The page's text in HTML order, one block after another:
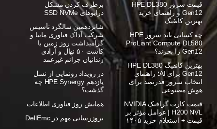
قیمت سرور HPE DL380
Gen12 و راهنمای خرید
بهترین کانفیگ
چه کسانی باید سرور HPE
ProLiant Compute DL580
Gen12 را بخرند؟
بهترین کانفیگ HPE DL380
Gen12 برای AI؛ راهنمای
انتخاب سرور قدرتمند برای
هوش مصنوعی
قیمت کارت گرافیک NVIDIA
H200 NVL | عوامل مؤثر بر
قیمت + استعلام خرید ۱۴۰۵
برطرف کردن مشکل
درایوهای SSD NVMe
شانزدهمین سالگرد تأسیس
شرکت آداک فناوری مانیا و
گرامیداشت روز زمین با
کاشت ۵۰ نهال و آزادی
زندانیان جرائم غیرعمد
در رویداد رونمایی از نسل
یازدهم HPE Synergy چه
گذشت؟
همایش روز فناوری اطلاعات
بروزرسانی مهم در DellEmc